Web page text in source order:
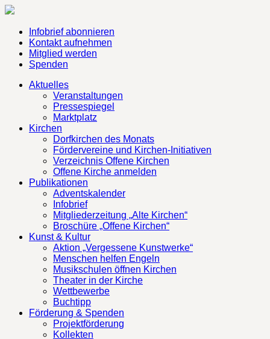
Infobrief abonnieren
Kontakt aufnehmen
Mitglied werden
Spenden
Aktuelles
Veranstaltungen
Pressespiegel
Marktplatz
Kirchen
Dorfkirchen des Monats
Fördervereine und Kirchen-Initiativen
Verzeichnis Offene Kirchen
Offene Kirche anmelden
Publikationen
Adventskalender
Infobrief
Mitgliederzeitung „Alte Kirchen“
Broschüre „Offene Kirchen“
Kunst & Kultur
Aktion „Vergessene Kunstwerke“
Menschen helfen Engeln
Musikschulen öffnen Kirchen
Theater in der Kirche
Wettbewerbe
Buchtipp
Förderung & Spenden
Projektförderung
Kollekten